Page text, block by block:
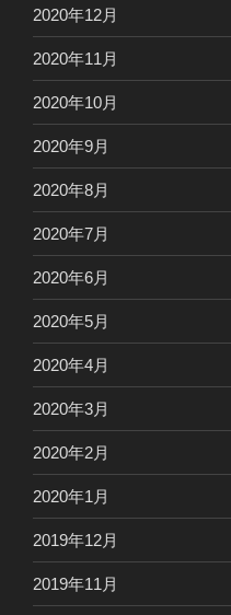
2020年12月
2020年11月
2020年10月
2020年9月
2020年8月
2020年7月
2020年6月
2020年5月
2020年4月
2020年3月
2020年2月
2020年1月
2019年12月
2019年11月